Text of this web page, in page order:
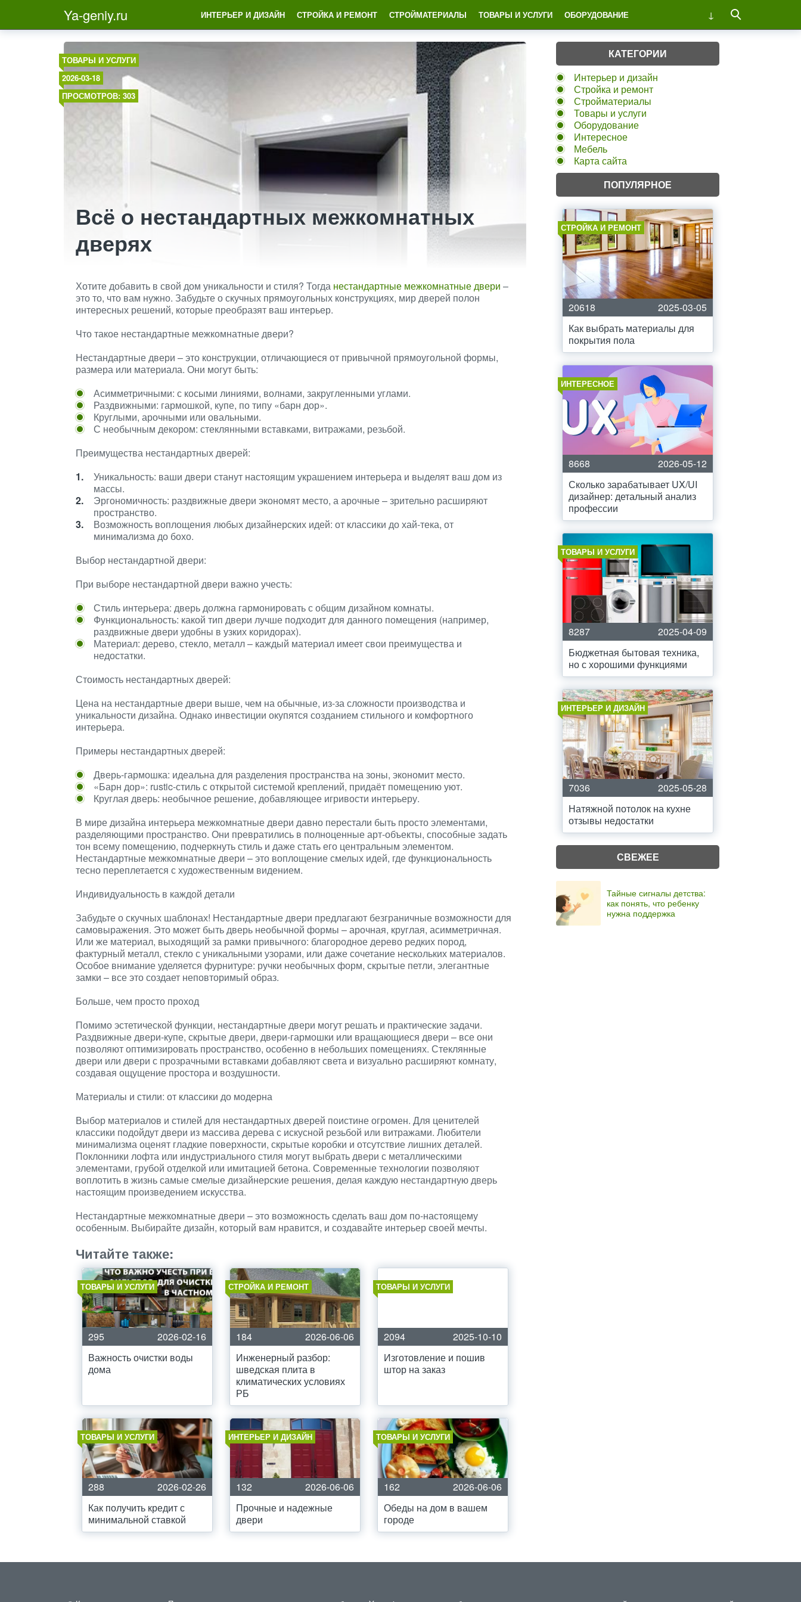
Ya-geniy.ru ИНТЕРЬЕР И ДИЗАЙН СТРОЙКА И РЕМОНТ СТРОЙМАТЕРИАЛЫ ТОВАРЫ И УСЛУГИ ОБОРУДОВАНИЕ
ТОВАРЫ И УСЛУГИ
2026-03-18
ПРОСМОТРОВ: 303
Всё о нестандартных межкомнатных
дверях
Хотите добавить в свой дом уникальности и стиля? Тогда нестандартные межкомнатные двери –
это то, что вам нужно. Забудьте о скучных прямоугольных конструкциях, мир дверей полон
интересных решений, которые преобразят ваш интерьер.
Что такое нестандартные межкомнатные двери?
Нестандартные двери – это конструкции, отличающиеся от привычной прямоугольной формы,
размера или материала. Они могут быть:
Асимметричными: с косыми линиями, волнами, закругленными углами.
Раздвижными: гармошкой, купе, по типу «барн дор».
Круглыми, арочными или овальными.
С необычным декором: стеклянными вставками, витражами, резьбой.
Преимущества нестандартных дверей:
Уникальность: ваши двери станут настоящим украшением интерьера и выделят ваш дом из
массы.
Эргономичность: раздвижные двери экономят место, а арочные – зрительно расширяют
пространство.
Возможность воплощения любых дизайнерских идей: от классики до хай-тека, от
минимализма до бохо.
Выбор нестандартной двери:
При выборе нестандартной двери важно учесть:
Стиль интерьера: дверь должна гармонировать с общим дизайном комнаты.
Функциональность: какой тип двери лучше подходит для данного помещения (например,
раздвижные двери удобны в узких коридорах).
Материал: дерево, стекло, металл – каждый материал имеет свои преимущества и
недостатки.
Стоимость нестандартных дверей:
Цена на нестандартные двери выше, чем на обычные, из-за сложности производства и
уникальности дизайна. Однако инвестиции окупятся созданием стильного и комфортного
интерьера.
Примеры нестандартных дверей:
Дверь-гармошка: идеальна для разделения пространства на зоны, экономит место.
«Барн дор»: rustic-стиль с открытой системой креплений, придаёт помещению уют.
Круглая дверь: необычное решение, добавляющее игривости интерьеру.
В мире дизайна интерьера межкомнатные двери давно перестали быть просто элементами,
разделяющими пространство. Они превратились в полноценные арт-объекты, способные задать
тон всему помещению, подчеркнуть стиль и даже стать его центральным элементом.
Нестандартные межкомнатные двери – это воплощение смелых идей, где функциональность
тесно переплетается с художественным видением.
Индивидуальность в каждой детали
Забудьте о скучных шаблонах! Нестандартные двери предлагают безграничные возможности для
самовыражения. Это может быть дверь необычной формы – арочная, круглая, асимметричная.
Или же материал, выходящий за рамки привычного: благородное дерево редких пород,
фактурный металл, стекло с уникальными узорами, или даже сочетание нескольких материалов.
Особое внимание уделяется фурнитуре: ручки необычных форм, скрытые петли, элегантные
замки – все это создает неповторимый образ.
Больше, чем просто проход
Помимо эстетической функции, нестандартные двери могут решать и практические задачи.
Раздвижные двери-купе, скрытые двери, двери-гармошки или вращающиеся двери – все они
позволяют оптимизировать пространство, особенно в небольших помещениях. Стеклянные
двери или двери с прозрачными вставками добавляют света и визуально расширяют комнату,
создавая ощущение простора и воздушности.
Материалы и стили: от классики до модерна
Выбор материалов и стилей для нестандартных дверей поистине огромен. Для ценителей
классики подойдут двери из массива дерева с искусной резьбой или витражами. Любители
минимализма оценят гладкие поверхности, скрытые коробки и отсутствие лишних деталей.
Поклонники лофта или индустриального стиля могут выбрать двери с металлическими
элементами, грубой отделкой или имитацией бетона. Современные технологии позволяют
воплотить в жизнь самые смелые дизайнерские решения, делая каждую нестандартную дверь
настоящим произведением искусства.
Нестандартные межкомнатные двери – это возможность сделать ваш дом по-настоящему
особенным. Выбирайте дизайн, который вам нравится, и создавайте интерьер своей мечты.
Читайте также:
ТОВАРЫ И УСЛУГИ
295
2026-02-16
Важность очистки воды
дома
СТРОЙКА И РЕМОНТ
184
2026-06-06
Инженерный разбор:
шведская плита в
климатических условиях
РБ
ТОВАРЫ И УСЛУГИ
2094
2025-10-10
Изготовление и пошив
штор на заказ
ТОВАРЫ И УСЛУГИ
288
2026-02-26
Как получить кредит с
минимальной ставкой
ИНТЕРЬЕР И ДИЗАЙН
132
2026-06-06
Прочные и надежные
двери
ТОВАРЫ И УСЛУГИ
162
2026-06-06
Обеды на дом в вашем
городе
КАТЕГОРИИ
Интерьер и дизайн
Стройка и ремонт
Стройматериалы
Товары и услуги
Оборудование
Интересное
Мебель
Карта сайта
ПОПУЛЯРНОЕ
СТРОЙКА И РЕМОНТ
20618
2025-03-05
Как выбрать материалы для
покрытия пола
ИНТЕРЕСНОЕ
8668
2026-05-12
Сколько зарабатывает UX/UI
дизайнер: детальный анализ
профессии
ТОВАРЫ И УСЛУГИ
8287
2025-04-09
Бюджетная бытовая техника,
но с хорошими функциями
ИНТЕРЬЕР И ДИЗАЙН
7036
2025-05-28
Натяжной потолок на кухне
отзывы недостатки
СВЕЖЕЕ
Тайные сигналы детства:
как понять, что ребенку
нужна поддержка